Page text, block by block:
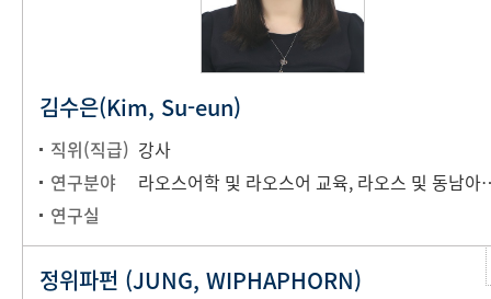
김수은(Kim, Su-eun)
직위(직급) 강사
연구분야
라오스어학 및 라오스어 교육,
연구실
정위파펀 (JUNG, WIPHAPHORN)